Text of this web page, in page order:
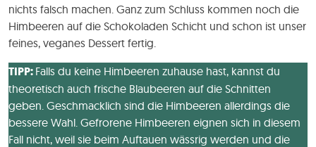
nichts falsch machen. Ganz zum Schluss kommen noch die
Himbeeren auf die Schokoladen Schicht und schon ist unser
feines, veganes Dessert fertig.
TIPP: Falls du keine Himbeeren zuhause hast, kannst du
theoretisch auch frische Blaubeeren auf die Schnitten
geben. Geschmacklich sind die Himbeeren allerdings die
bessere Wahl. Gefrorene Himbeeren eignen sich in diesem
Fall nicht, weil sie beim Auftauen wässrig werden und die